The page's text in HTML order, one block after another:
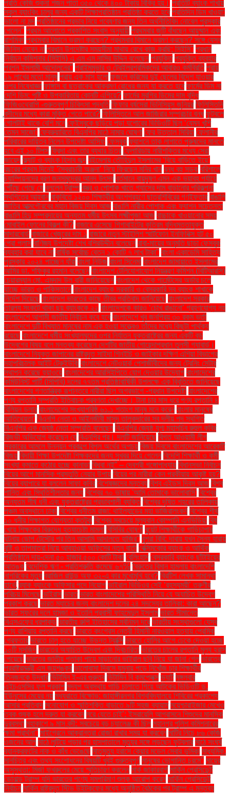
প্রতি কেজি শুকনা শজন পাতা ৩৫০ থেকে ৪০০ টাকায় বিক্রি হয়। প্রতিটি ব্যাংক শাখায়
স্কুল ব্যাংকিং চালুর জন্য একটি শিক্ষাপ্রতিষ্ঠান প্রতিষ্ঠা করতে হবে প্রতিদিন ডিম খাওয়া:
ভালো না মন্দ প্রতিষ্ঠানের প্রভাব নিয়ে গবেষণার জন্য তিন অর্থনীতিবিদ নোবেল পুরস্কার
পেলেন" প্রথম আলোতে প্রকাশিত সংবাদ অনুযায়ী প্রথমবার জুটি বাঁধছেন আয়ুষ্মান এবং
রাশমিকা প্রথমবার বিমানে ভ্রমণ করছেন? প্রথমবার বিমানে ভ্রমণ করছেন? সঙ্গে যেসব
জিনিস নেবেন না প্রধান উপদেষ্টার সময়সীমা মাথায় রেখে কাজ করছি: সিইসি" প্রধান
নির্বাচন কমিশনার (সিইসি) এ এম এম নাসির উদ্দিন বলেছেন প্রযুক্তি প্রযুক্তি ব্যবহার
প্রশ্ন ইসলামী আন্দোলনের" প্রাইমমুভার ও ট্রেইলরশ্রমিকদের আবারও কর্মবিরতি প্রায়
১৯ লাখের মতো মানুষ প্রায় এক মাস হলো ফজলে করিমের দুই ছেলের বিদেশ যাওয়ার
ওপর নিষেধাজ্ঞা ফাঙ্গাস বা ছত্রাকের আক্রমণ রোধের জন্য যা করতে হবে ফার্মের ডিম না
দেশি ডিম: পুষ্টি ও উপকারিতায় কোনটি এগিয়ে? ফার্মের মুরগির ডিমের দাম বৃদ্ধি
ফিজিওথেরাপি -গুরুত্বপূর্ণ চিকিৎসা পদ্ধতি ফিফার বর্ষসেরা ভিনিসিয়ুস জুনিয়র ফিলিস্তিনি
বন্দীদের মধ্যে কারা মুক্তি পেতে পারে? ফিলিস্তিনে আল জাজিরার সম্প্রচার বন্ধ ফুটবলে
গোলটাই থাকে বেশি মনে ফেইসবুকে ছড়িয়ে পড়া যশোরের ভিডিওটি ছিল ‘যেমন খুশি
তেমন সাজো’ ফেব্রুয়ারিতে বিএনপির মাঠে নামার ঘোষণা ফের উত্তাল সিরিয়া ফেলানীর
পরিবারের দায়িত্ব নিলেন উপদেষ্টা আসিফ ফেসবুক ফ্যাশনে তাক লাগাতে পুরুষদের মানতে
হবে এই ১০ টিপস ফ্রিদা এবং তার ব্যথার চিত্র ফ্লোরিডায় নারীশক্তির মধ্যে সেরা
জায়েদ ফ্ল্যাট ও ব্যাংক হিসাব জব্দ বইমেলায় তৌহিদুল ইসলামের ‘বিয়ে বাড়িতে ইয়ে’
বছরের প্রথম দিনেই ‘স্বৈরাচারী অঞ্জনা’ নিয়ে ফিরছেন মনির খান বন্ধ বহু সড়ক বরিশালে
চ্যাম্পিয়নদের বরণ জনসমুদ্রের আনন্দ উৎসব বর্তমানে বায়ুদূষণ এমন এক ভয়াবহ পর্যায়ে
পৌঁছে গেছে যে বললেন ট্রাম্প বস্ত্র ও পোশাক খাতে গ্যাসের দাম বাড়ানোর পরিকল্পনা
স্থগিতের আহ্বান বাকৃবিতে ১২০০ শিক্ষার্থীর অংশগ্রহণে ছাত্রশিবিরের গণইফতার বাঙালি
জাতির আত্মগৌরবের মহান বিজয় দিবস আজ বাঙালি নারীর পোশাক এবং ফ্যাশন সচেতনতা
বাঙালি হিন্দু সম্প্রদায়ের অন্যতম ধর্মীয় উৎসব লক্ষ্মীপূজা আজ বাচ্চাকে খাওয়ানোর সময়
মোবাইল ফোনের বিকল্প কী? বাজারে এসেছে গিগাবাইটের কৃত্রিম বুদ্ধিমত্তাযুক্ত
মাদারবোর্ড বাজারে খেজুরের দাম ১ বাজারে নতুন স্টাইলিশ স্মার্টফোন ইনফিনিক্স হট ৫০
প্রো প্লাস বাণিজ্য উপদেষ্টা শেখ বশিরউদ্দীন বলেছেন বাবা-মায়ের অনুমতি ছাড়া ফেসবুক
ব্যবহার করা যাবে না বার্ষিক সর্বোচ্চ বেতন ১ কোটি ৭ লাখ টাকা" বাংলা একাডেমি সাহিত্য
পুরস্কার ২০২৪ পাচ্ছেন যাঁরা বাংলা নিউজ বাংলা সিনেমা বাংলাদেশ জামায়াতে ইসলামের
আমির ডা. শফিকুর রহমান বলেছেন বাংলাদেশ টেলিযোগাযোগ নিয়ন্ত্রণ কমিশন (বিটিআরসি)
চেয়ারম্যান মো. এমদাদ উল বারী জানিয়েছেন বাংলাদেশ থেকে গার্মেন্টসের অর্ডার চলে
যাচ্ছে ভারত ও পাকিস্তানে বাংলাদেশ ব্যাংক সরকারি ও বেসরকারি সব ব্যাংক শাখাকে
নির্দেশ দিয়েছে বাংলাদেশ ভারতের কাছে তীব্র প্রতিবাদ জানিয়েছে বাংলাদেশ সরকার
তারল্য সংকটে থাকা ছয় ব্যাংককে ২২ বাংলাদেশকে কারও ‘চোখ রাঙানো’ গ্রহণযোগ্য নয়
বাংলাদেশে আগামী জাতীয় নির্বাচন কবে হবে বাংলাদেশে খুব জনপ্রিয় ৩০ রকম ভর্তা
বাংলাদেশে দুটি বিখ্যাত মানুষের নাম এক হওয়া সত্ত্বেও তাঁদের মধ্যে কিছুটা পার্থক্য
রয়েছে বাংলাদেশে ধর্মীয় সংখ্যালঘুদের ওপর নির্যাতন যুক্তরাষ্ট্রের জন্য একটি বড়
উদ্বেগের বিষয় বলে মন্তব্য করেছেন দেশটির জাতীয় গোয়েন্দাপ্রধান তুলসী গ্যাবার্ড।
বাংলাদেশে নিযুক্ত জাপানের রাষ্ট্রদূত সাইদা শিনইচি ও জাইকার দক্ষিণ এশিয়া বিভাগের
মহাপরিচালক আইট টেরুইউকি বাংলাদেশে নেটওয়ার্ক পেশাজীবীদের জন্য ট্রেনিং সেন্টার
স্থাপন করেছে হুয়াওয়ে বাংলাদেশের আরসিইপিতে যোগ দেওয়ার উদ্যোগ বাংলাদেশের
কমিউনিস্ট পার্টি (সিপিবি) দলের ৭৭তম প্রতিষ্ঠাবার্ষিকী উপলক্ষে এক বিবৃতিতে জানিয়েছে
বাংলাদেশের গণতান্ত্রিক রূপান্তরে নারীরা ছিল অগ্রভাগে -প্রধান উপদেষ্টা বাংলাদেশের
পণ্য রপ্তানি সম্প্রতি ইতিবাচক প্রবণতা দেখাচ্ছে। টানা চার মাস ধরে পণ্য রপ্তানি ৪
বিলিয়ন ডলার বাংলাদেশের সংখ্যাগরিষ্ঠ ৬১.১ শতাংশ মানুষ মনে করেন বাংলার মানুষের
আতিথেয়তা' বিএনপি নেতা ও আইনজীবী মাসুদ তালুকদারের সব দলীয় পদ স্থগিত
বিএনপির এক জ্যেষ্ঠ নেতা সম্প্রতি বলেছেন বিএনপির জ্যেষ্ঠ যুগ্ম মহাসচিব রুহুল কবির
রিজভী অভিযোগ করেছেন যে বিএনপির পর। দলটি জানিয়েছে বিগত আওয়ামী লীগ
সরকারের আমলে উন্নয়ন প্রকল্পে বিপুল অর্থের অপচয় বিজয় দিবসে বাংলাদেশের আরেকটি
বিজয় বিদায়ী শিক্ষা উপদেষ্টা শিক্ষকদের জন্য সুখবর দিয়ে গেলেন বিদেশি শিক্ষার্থী ও কর্মী
সংখ্যা কমাতে কঠোর হচ্ছে কানাডা বিধবা নই” – দেবশ্রী গঙ্গোপাধ্যায় বিধানসভা নির্বাচন
বিয়ের আগে মানসিক প্রস্তুতি নেয়ার উপায় বিয়ের পর নারীরা কেন পরকীয়ায় আকৃষ্ট হয়?
বিয়ের ব্যাপারে যা বললেন সাফা কবির বিশেষজ্ঞদের মন্তব্য বিশ্ব এইডস দিবস আজ বিশ্ব
শান্তি এবং স্থিতিশীলতার জন্য বিশ্বের ৭০ ভাষায় 'আমি তোমাকে ভালোবাসি' বিশ্বের
অন্যতম শীর্ষ ধনী এবং যুক্তরাষ্ট্রের প্রভাবশালী ব্যক্তি বিশ্বের দূষিত শহরের তালিকায়
পঞ্চম অবস্থানে ঢাকা বিশ্বের ধনীতম রাজা: থাইল্যান্ডের মহা ভাজিরালংকর্ন বিশ্বের শীর্ষ
১০ ধনীর শিক্ষাগত যোগ্যতা কতটুকু বিশ্বের সবচেয়ে মূল্যবান কোম্পানি এনভিডিয়া বিষ
খেয়ে শিক্ষকের বিরুদ্ধে হত্যাচেষ্টা মামলা বিসিবির ঘোষণা বুয়েট শিক্ষার্থীকে গাড়িচাপার
ঘটনায় ডোপ টেস্টের পর তিন আসামি আদালতে হাজির" বুশরা বিবি: দাবায় যখন সৈন্য হারায়
বৃষ্টি ও তাপমাত্রা নিয়ে আবহাওয়া অফিসের নতুন বার্তা বেক্সিমকোর ব্যাংক ও আর্থিক
প্রতিষ্ঠানে দায়-দেনা ৫০ হাজার ৫০০ কোটি টাকা বেলিংহাম বেসরকারি ব্যাংকে ছাঁটাইয়ের
আতঙ্ক বৈদেশিক ঋণ - প্রতিশ্রুতি কমেছে ৬৭% বৈরুতের বিমান হামলায় বাংলাদেশি
নাগরিকের মৃত্যু ব্রাজিল রাউন্ড অফ ৩২-এ কার মুখোমুখি হবে? ব্রিটিশ লেখক সামান্থা
হার্ভে ব্র্যাক ব্যাংকে অফিসার পদে নিয়োগ ভাইরাল ভিডিওর সেই ‘রহস্যময়ী’ তরুণীর
পরিচয় মিলেছে ভাইরাস ভারত ভারত বাংলাদেশের পরিস্থিতি নিয়ে যে অযাচিত উদ্বেগ
প্রকাশ করছে ভারত ম্যাচের জন্য বাংলাদেশ দলের ২৪ সদস্যের তালিকা: কারা আছেন?
ভারত সফরের দলে হামজা ও ইতালি প্রবাসী ফাহমেদুল ইসলাম ভারত সীমান্তে
বিএসএফের ধরপাকড় ভারতীয় রুপি ইতিহাসের সর্বনিম্ন দরে ভারতীয় সংস্থাগুলো যেসব
পণ্য রাশিয়ায় রপ্তানি করছে ভারতে কংগ্রেস নেত্রী হিমানী নারওয়াল হত্যায় প্রেমিক
গ্রেফতার ভারতে চালু হতে যাচ্ছে উড়ন্ত ট্যাক্সি ভারতে হোলির আগে ঢেকে দেওয়া হচ্ছে
১০টি মসজিদ ভারতের অযাচিত উদ্বেগ এবং দ্বিচারিতা ভারতের চালের রপ্তানি মূল্য হ্রাস
পেয়েছে ভারতের জাতীয় পতাকা পায়ে মাড়ানোর ভাইরাল ছবি নিয়ে যা জানা গেল ভারতের
পররাষ্ট্রমন্ত্রী এস জয়শঙ্কর ভালোবাসা দিবসে যমুনায় পড়ে নিখোঁজ চার শিক্ষার্থীর
তিনজনকে উদ্ধার ভিটামিন ই-এর গুরুত্ব ভিটামিন বি কমপ্লেক্স ভ্যাট মঙ্গলবার
এইচএসসির ফল প্রকাশ মদ্যপ অবস্থায় গাড়ি চালাতে গিয়ে আটকের ভিডিওটি ড.
ইউনূসের মেয়ের নয় মধ্যরাতে বিক্ষোভ: জাহাঙ্গীরনগর বিশ্ববিদ্যালয়ে শিবিরের প্রকাশ্যে
আসার প্রতিবাদ মনোযোগ ও স্মৃতিশক্তি বাড়াতে ৯টি সহজ ব্যায়াম ময়েশ্চারাইজার মেখেও
ত্বক শুষ্ক হলে দ্রুত যা করবেন মরে যেতে চাই’: ইসরায়েলি আগ্রাসনে শিশুদের মানসিক
দুরবস্থা মহাকাশে ৯ মাস বন্দী: সবচেয়ে বড় চ্যালেঞ্জ কী ছিল মহানগর পুলিশ কমিশনারের
ক্ষমা প্রার্থনা" মাইগ্রেনে আক্রান্তরা রোজা রাখার সময় যা করবেন মাটির নিচে ৮৬ কেজি
ওজনের আলু মাঠে লুটিয়ে পড়ার পর হাসপাতালে মৃত্যুর সঙ্গে লড়ছেন ফুটবলার মাঠে সংঘর্ষ
ব্যানক্রফটের নাক ও কাঁধ ভেঙেছে মাতৃমৃত্যু হ্রাসে কেয়ার মডেল সেবার ভূমিকা মাধ্যমিক.
মানচিত্র এবং তথ্য সংশোধনের বিষয়টি খুবই গুরুত্বপূর্ণ মানুষের ভোগান্তি চরমে" মায়ের
অসুস্থতা: মির্জা ফখরুলের মেয়ে স্মৃতিচারণ করলেন মার্ক জাকারবার্গ মার্কিন প্রেসিডেন্ট
ডোনাল্ড ট্রাম্প যদি ভারতের পণ্যে সমপরিমাণ শুল্ক আরোপ করেন মার্কিন প্রেসিডেন্ট
নির্বাচন মার্কিন রাষ্ট্রদূত স্টিভ উইটকফের মধ্যে অনুষ্ঠিত বৈঠকের পর ট্রাম্প এ মন্তব্য